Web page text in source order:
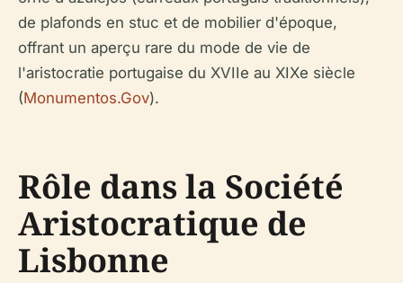
de plafonds en stuc et de mobilier d'époque,
offrant un aperçu rare du mode de vie de
l'aristocratie portugaise du XVIIe au XIXe siècle
(Monumentos.Gov).
Rôle dans la Société
Aristocratique de
Lisbonne